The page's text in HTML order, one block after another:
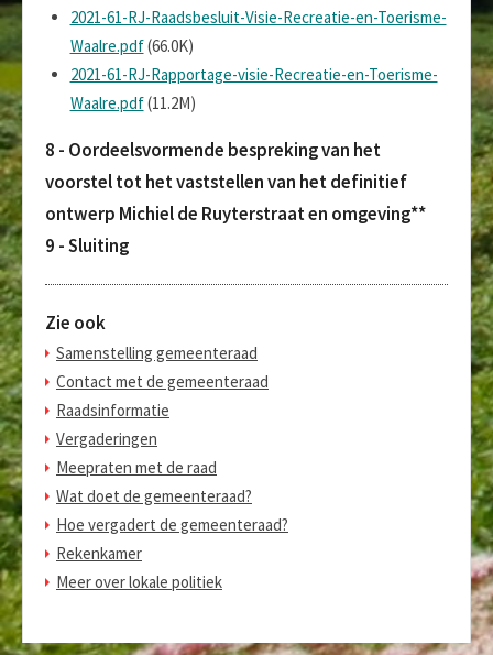
2021-61-RJ-Raadsbesluit-Visie-Recreatie-en-Toerisme-
Waalre.pdf(66.0K)
2021-61-RJ-Rapportage-visie-Recreatie-en-Toerisme-
Waalre.pdf(11.2M)
8 - Oordeelsvormende bespreking van het
voorstel tot het vaststellen van het definitief
ontwerp Michiel de Ruyterstraat en omgeving**
9 - Sluiting
Zie ook
Samenstelling gemeenteraad
Contact met de gemeenteraad
Raadsinformatie
Vergaderingen
Meepraten met de raad
Wat doet de gemeenteraad?
Hoe vergadert de gemeenteraad?
Rekenkamer
Meer over lokale politiek